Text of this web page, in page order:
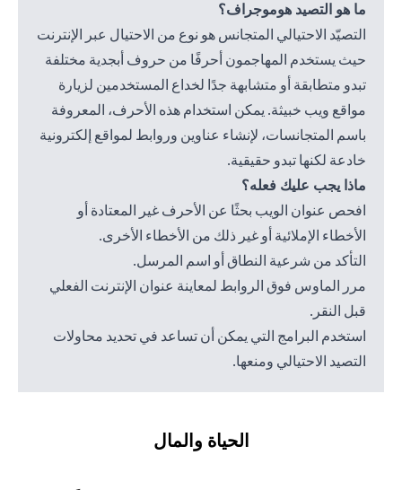
ما هو التصيد هوموجراف؟
التصيّد الاحتيالي المتجانس هو نوع من الاحتيال عبر الإنترنت
حيث يستخدم المهاجمون أحرفًا من حروف أبجدية مختلفة
تبدو متطابقة أو متشابهة جدًا لخداع المستخدمين لزيارة
مواقع ويب خبيثة. يمكن استخدام هذه الأحرف، المعروفة
باسم المتجانسات، لإنشاء عناوين وروابط لمواقع إلكترونية
خادعة لكنها تبدو حقيقية.
ماذا يجب عليك فعله؟
افحص عنوان الويب بحثًا عن الأحرف غير المعتادة أو
الأخطاء الإملائية أو غير ذلك من الأخطاء الأخرى.
التأكد من شرعية النطاق أو اسم المرسل.
مرر الماوس فوق الروابط لمعاينة عنوان الإنترنت الفعلي
قبل النقر.
استخدم البرامج التي يمكن أن تساعد في تحديد محاولات
التصيد الاحتيالي ومنعها.
الحياة والمال